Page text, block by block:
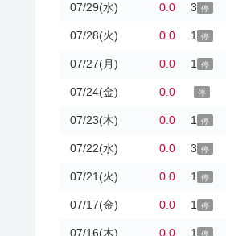
07/29(水) 0.0 3 停
07/28(火) 0.0 1 停
07/27(月) 0.0 1 停
07/24(金) 0.0 停
07/23(木) 0.0 1 停
07/22(水) 0.0 3 停
07/21(火) 0.0 1 停
07/17(金) 0.0 1 停
07/16(木) 0.0 1 停